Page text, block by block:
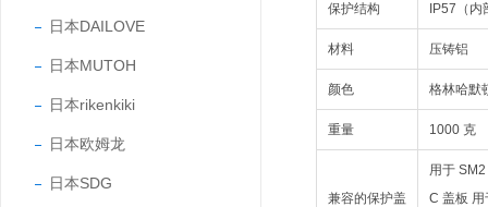
日本DAILOVE
日本MUTOH
日本rikenkiki
日本欧姆龙
日本SDG
保护结构 IP57（
材料 压铸铝
颜色 格林哈默
重量 1000 克
兼容的保护盖
用于
C 盖板 用